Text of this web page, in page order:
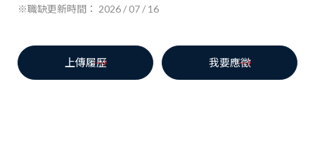
※職缺更新時間： 2026 / 07 / 16
上傳履歷 我要應徵